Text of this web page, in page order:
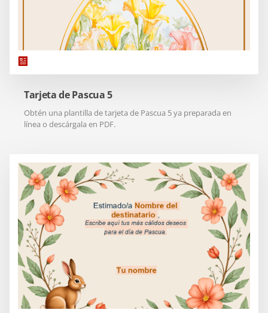
Tarjeta de Pascua 5
Obtén una plantilla de tarjeta de Pascua 5 ya preparada en
línea o descárgala en PDF.